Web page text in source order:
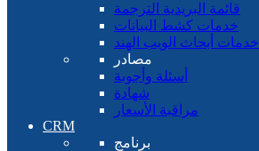
قائمة البريدية الترجمة
خدمات كشط البيانات
خدمات أبحاث الويب الهند
مصادر
أسئلة وأجوبة
شهادة
مراقبة الأسعار
CRM
برنامج